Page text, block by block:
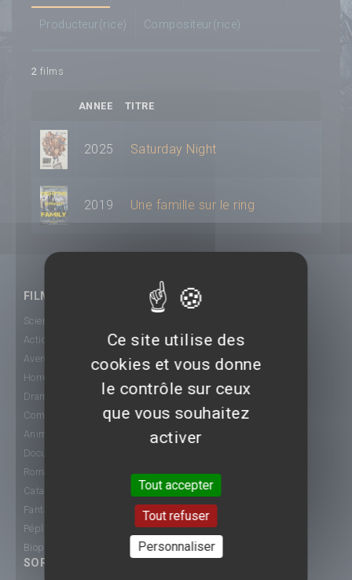
Producteur(rice) Compositeur(rice)
2 films
ANNEE TITRE
2025 Saturday Night
2019 Une famille sur le ring
FILMS
Science-Fiction
Action
Aventure
Horreur
Drame
Comédie
Animation
Documentaire
Romance
Catastrophe
Fantastique
Péplum
Biopic
SORTIE CINÉ
Ce site utilise des
cookies et vous donne
le contrôle sur ceux
que vous souhaitez
activer
Tout accepter
Tout refuser
Personnaliser